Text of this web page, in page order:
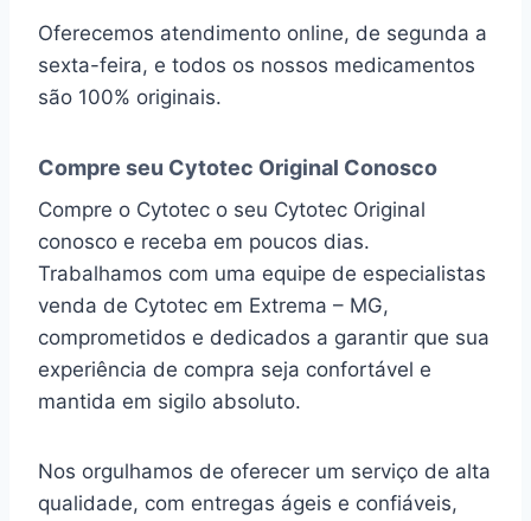
Oferecemos atendimento online, de segunda a
sexta-feira, e todos os nossos medicamentos
são 100% originais.
Compre seu Cytotec Original Conosco
Compre o Cytotec o seu Cytotec Original
conosco e receba em poucos dias.
Trabalhamos com uma equipe de especialistas
venda de Cytotec em Extrema – MG,
comprometidos e dedicados a garantir que sua
experiência de compra seja confortável e
mantida em sigilo absoluto.
Nos orgulhamos de oferecer um serviço de alta
qualidade, com entregas ágeis e confiáveis,